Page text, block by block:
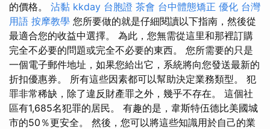
的價格。 沾黏 kkday 台胞證 茶會 台中體態矯正 優化 台灣
用語 按摩教學 您所要做的就是仔細閱讀以下指南，然後從
最適合您的收益中選擇。 為此，您無需從這里和那裡訂購
完全不必要的問題或完全不必要的東西。 您所需要的只是
一個電子郵件地址，如果您給出它，系統將向您發送最新的
折扣優惠券。 所有這些因素都可以幫助決定業務類型。 犯
罪非常稀缺，除了違反財產罪之外，幾乎不存在。 這個社
區有1,685名犯罪的居民。 有趣的是，韋斯特伍德比美國城
市的50％更安全。 然後，您可以將這些知識用於自己的業